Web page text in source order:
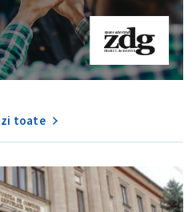
toate